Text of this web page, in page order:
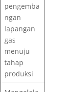
pengemba
ngan
lapangan
gas
menuju
tahap
produksi